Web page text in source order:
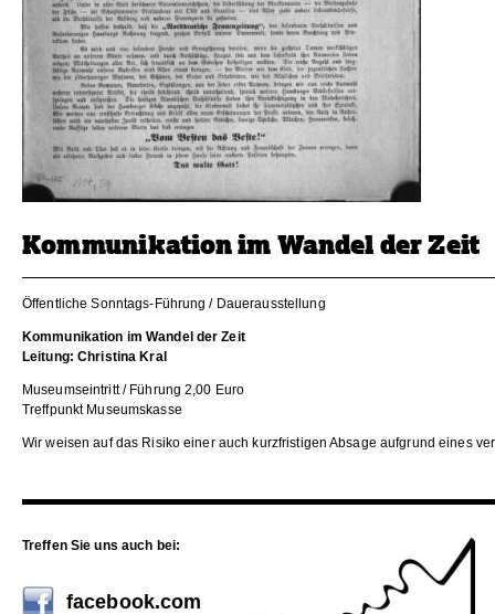
Kommunikation im Wandel der Zeit
Öffentliche Sonntags-Führung / Dauerausstellung
Kommunikation im Wandel der Zeit
Leitung: Christina Kral
Museumseintritt / Führung 2,00 Euro
Treffpunkt Museumskasse
Wir weisen auf das Risiko einer auch kurzfristigen Absage aufgrund eines
Treffen Sie uns auch bei:
facebook.com